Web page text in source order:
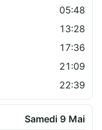
05:48
13:28
17:36
21:09
22:39
Samedi 9 Mai